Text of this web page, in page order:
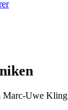
Marc-Uwe Kling